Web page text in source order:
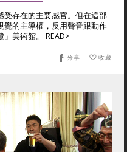
受存在的主要感官。但在這部
覺的主導權，反用聲音跟動作
美術館。 READ>
收藏
分享